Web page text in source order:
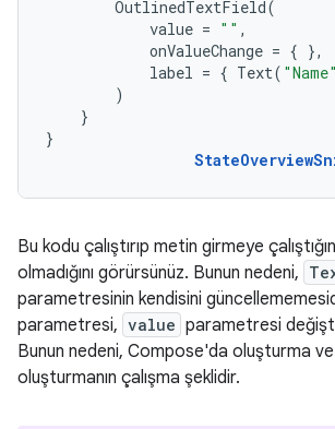
OutlinedTextField(
value = "" ,
onValueChange = { },
label = { Text( "Name"
)
}
}
Bu kodu çalıştırıp metin girmeye
olmadığını görürsünüz. Bunun nedeni,
parametresinin kendisini
parametresi, value parametresi
Bunun nedeni, Compose'da oluşturma
oluşturmanın çalışma şeklidir.